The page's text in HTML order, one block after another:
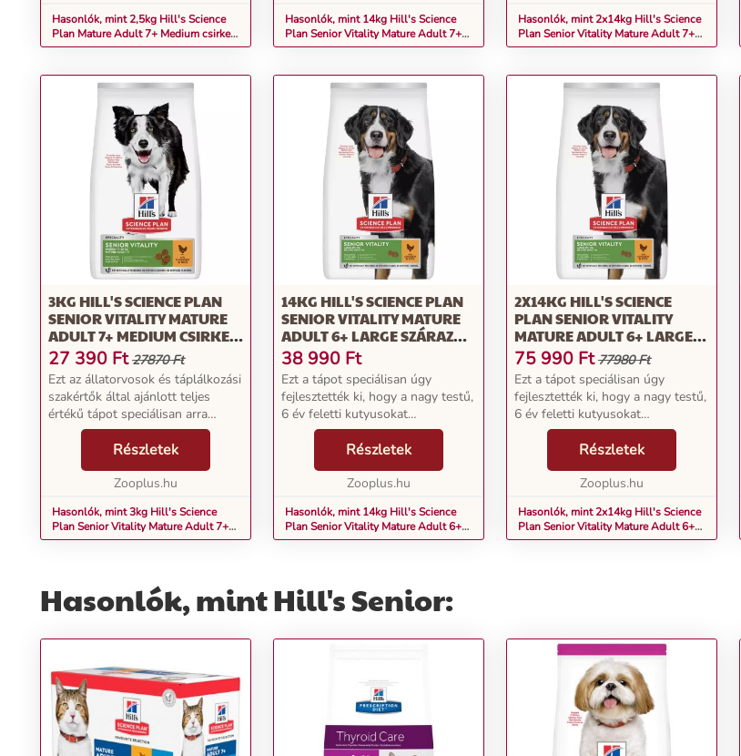
Hasonlók, mint 2,5kg Hill's Science
Plan Mature Adult 7+ Medium csirke
száraz kutyatáp
Hasonlók, mint 14kg Hill's Science
Plan Senior Vitality Mature Adult 7+
Medium csirke & rizs száraz kutyatáp
Hasonlók, mint 2x14kg Hill's Science
Plan Senior Vitality Mature Adult 7+
Medium csirke & rizs száraz kutyatáp
3KG HILL'S SCIENCE PLAN
SENIOR VITALITY MATURE
ADULT 7+ MEDIUM CSIRKE &
RIZS SZÁRAZ KUTYATÁP
27 390 Ft 27870 Ft
Ezt az állatorvosok és táplálkozási
szakértők által ajánlott teljes
értékű tápot speciálisan arra
fejlesztették ki, hogy optimálisan
támogassa a 7 év feletti közepes
testű kutyákat jó közérzetük és
Részletek
Zooplus.hu
Hasonlók, mint 3kg Hill's Science
Plan Senior Vitality Mature Adult 7+
Medium csirke & rizs száraz kutyatáp
14KG HILL'S SCIENCE PLAN
SENIOR VITALITY MATURE
ADULT 6+ LARGE SZÁRAZ
KUTYATÁP
38 990 Ft
Ezt a tápot speciálisan úgy
fejlesztették ki, hogy a nagy testű,
6 év feletti kutyusokat
optimálisan támogassa a jó
közérzet és a vitalitás
megtartásában. A Hill's Science
Plan Senior Vitality Mature ...
Részletek
Zooplus.hu
Hasonlók, mint 14kg Hill's Science
Plan Senior Vitality Mature Adult 6+
Large száraz kutyatáp
2X14KG HILL'S SCIENCE
PLAN SENIOR VITALITY
MATURE ADULT 6+ LARGE
SZÁRAZ KUTYATÁP
75 990 Ft 77980 Ft
Ezt a tápot speciálisan úgy
fejlesztették ki, hogy a nagy testű,
6 év feletti kutyusokat
optimálisan támogassa a jó
közérzet és a vitalitás
megtartásában. A Hill's Science
Plan Senior Vitality Mature ...
Részletek
Zooplus.hu
Hasonlók, mint 2x14kg Hill's Science
Plan Senior Vitality Mature Adult 6+
Large száraz kutyatáp
Hasonlók, mint Hill's Senior: